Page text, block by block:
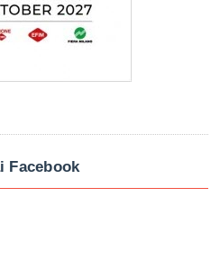
Facebook